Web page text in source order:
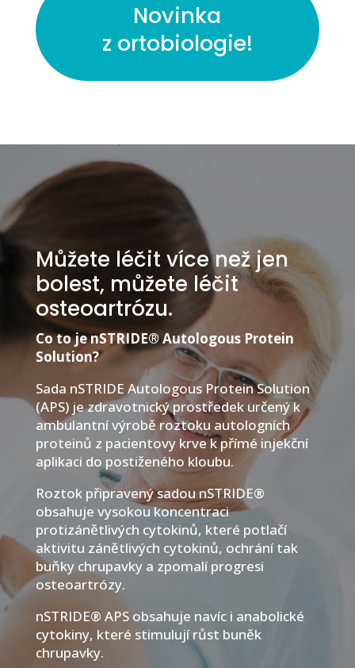
Novinka
z ortobiologie!
Můžete léčit více než jen
bolest, můžete léčit
osteoartrózu.
Co to je nSTRIDE® Autologous Protein
Solution?
Sada nSTRIDE Autologous Protein Solution
(APS) je zdravotnický prostředek určený k
ambulantní výrobě roztoku autologních
proteinů z pacientovy krve k přímé injekční
aplikaci do postiženého kloubu.
Roztok připravený sadou nSTRIDE®
obsahuje vysokou koncentraci
protizánětlivých cytokinů, které potlačí
aktivitu zánětlivých cytokinů, ochrání tak
buňky chrupavky a zpomalí progresi
osteoartrózy.
nSTRIDE® APS obsahuje navíc i anabolické
cytokiny, které stimulují růst buněk
chrupavky.